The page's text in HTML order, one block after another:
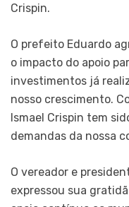
Crispin.
O prefeito Eduardo
o impacto do apoio
investimentos já
nosso crescimento.
Ismael Crispin tem
demandas da nossa
O vereador e
expressou sua